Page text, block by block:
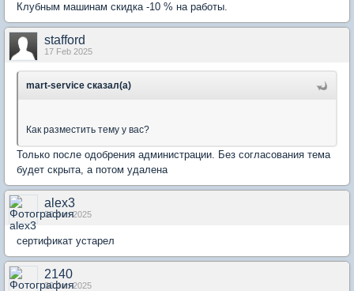
Клубным машинам скидка -10 % на работы.
stafford
17 Feb 2025
mart-service сказал(а)
Как разместить тему у вас?
Только после одобрения администрации. Без согласования тема
будет скрыта, а потом удалена
alex3
30 Jun 2025
сертификат устарел
2140
30 Jun 2025